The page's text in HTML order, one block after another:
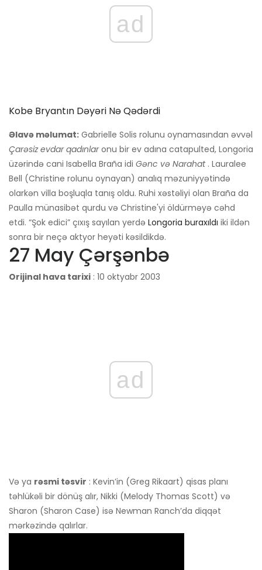
ad
Kobe ​​bryantın Dəyəri Nə Qədərdi
Əlavə məlumat: Gabrielle Solis rolunu oynamasından əvvəl
Çarəsiz evdar qadınlaronu bir ev adına catapulted, Longoria
üzərində cani Isabella Braña idi Gənc və Narahat. Lauralee
Bell (Christine rolunu oynayan) analıq məzuniyyətində
olarkən villa boşluqla tanış oldu. Ruhi xəstəliyi olan Braña da
Paulla münasibət qurdu və Christine'yi öldürməyə cəhd
etdi. “Şok edici” çıxış sayılan yerdə Longoria buraxıldı iki ildən
sonra bir neçə aktyor heyəti kəsildikdə.
27 May Çərşənbə
Orijinal hava tarixi : 10 oktyabr 2003
ad
Və ya rəsmi təsvir : Kevin’in (Greg Rikaart) qisas planı
təhlükəli bir dönüş alır, Nikki (Melody Thomas Scott) və
Sharon (Sharon Case) isə Newman Ranch’da diqqət
mərkəzində qalırlar.